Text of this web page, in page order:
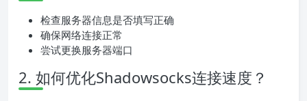
检查服务器信息是否填写正确
确保网络连接正常
尝试更换服务器端口
2. 如何优化Shadowsocks连接速度？